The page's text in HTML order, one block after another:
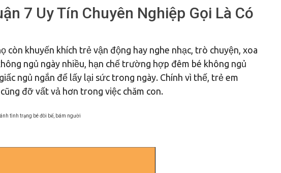
7 Uy Tín Chuyên Nghiệp Gọi Là Có
còn khuyến khích trẻ vận động hay nghe nhạc, trò chuyện, xoa
ngủ ngày nhiều, hạn chế trường hợp đêm bé không ngủ
ngủ ngắn để lấy lại sức trong ngày. Chính vì thế, trẻ em
đỡ vất vả hơn trong việc chăm con.
tình trạng bé đòi bế, bám người